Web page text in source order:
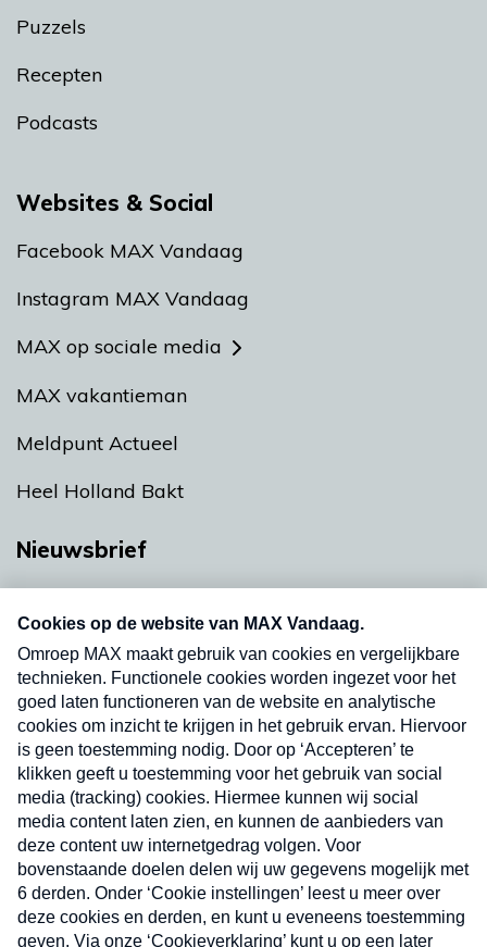
Puzzels
Recepten
Podcasts
Websites & Social
Facebook MAX Vandaag
Instagram MAX Vandaag
MAX op sociale media
MAX vakantieman
Meldpunt Actueel
Heel Holland Bakt
Nieuwsbrief
nieuwsbrief. Elke vrijdag- en dinsdagochtend in
uw mailbox.
Verzend
Nieuwsbrief